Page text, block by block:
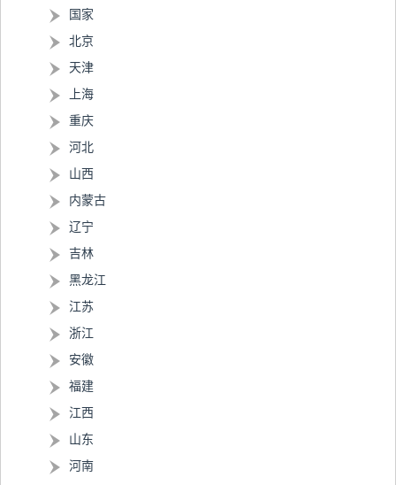
国家
北京
天津
上海
重庆
河北
山西
内蒙古
辽宁
吉林
黑龙江
江苏
浙江
安徽
福建
江西
山东
河南